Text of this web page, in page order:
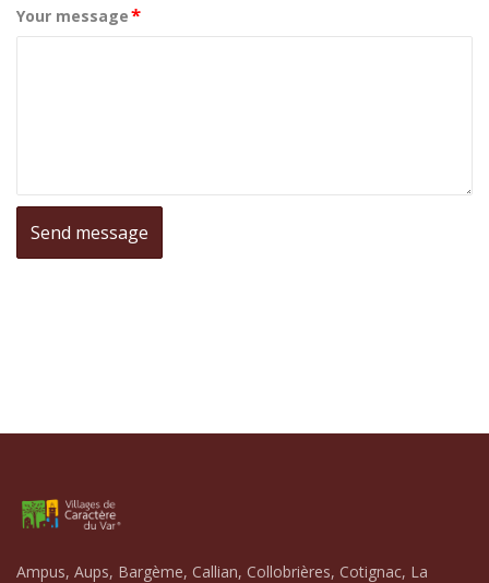
Your message*
Ampus, Aups, Bargème, Callian, Collobrières, Cotignac, La